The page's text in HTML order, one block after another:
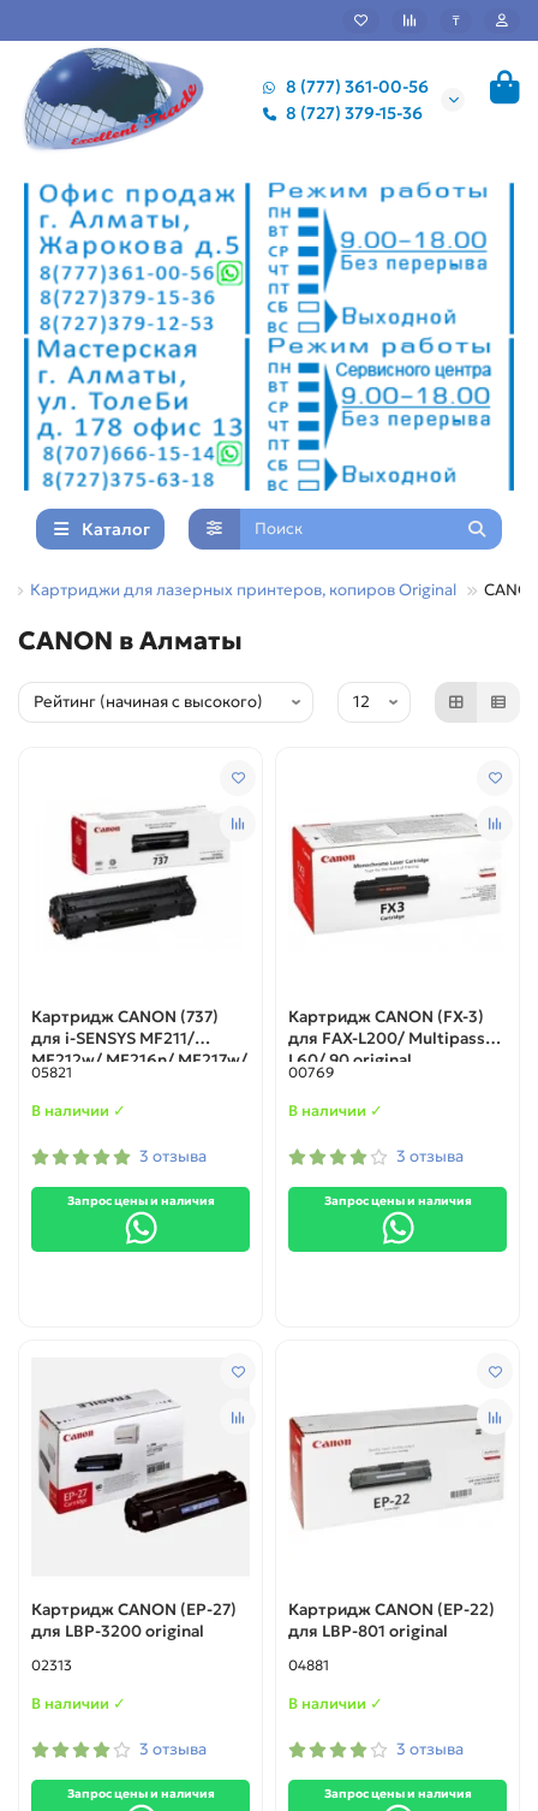
₸
8 (777) 361-00-56
8 (727) 379-15-36
Каталог
Картриджи для лазерных принтеров, копиров Original
CANON в Алматы
Картридж CANON (737)
для i-SENSYS MF211/
MF212w/ MF216n/ MF217w/
MF226dn/ MF229dw
original
05821
В наличии ✓
3 отзыва
Запрос цены и наличия
Картридж CANON (FX-3)
для FAX-L200/ Multipass
L60/ 90 original
00769
В наличии ✓
3 отзыва
Запрос цены и наличия
Картридж CANON (EP-27)
для LBP-3200 original
02313
В наличии ✓
3 отзыва
Запрос цены и наличия
Картридж CANON (EP-22)
для LBP-801 original
04881
В наличии ✓
3 отзыва
Запрос цены и наличия